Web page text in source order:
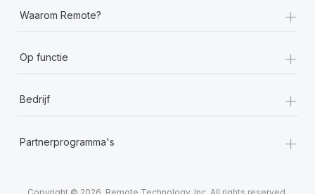
Waarom Remote? +
Op functie +
Bedrijf +
Partnerprogramma's +